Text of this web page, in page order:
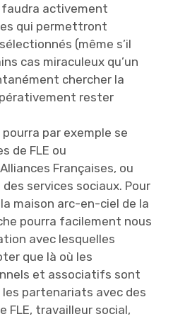
faudra activement
qui permettront
(même s’il
cas miraculeux qu’un
chercher la
rester
par exemple se
de FLE ou
Françaises, ou
services sociaux. Pour
maison arc-en-ciel de la
pourra facilement nous
avec lesquelles
que là où les
et associatifs sont
partenariats avec des
FLE, travailleur social,